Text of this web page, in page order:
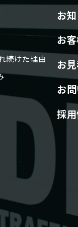
続けた理由
お
お
お
お
採